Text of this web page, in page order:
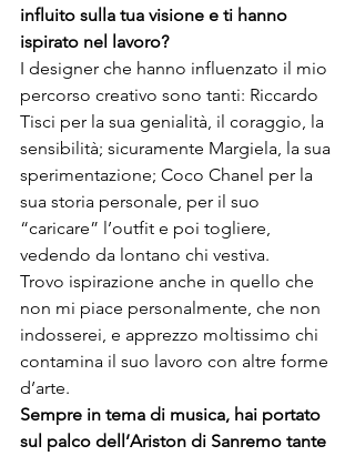
influito sulla tua visione e ti hanno
ispirato nel lavoro?
I designer che hanno influenzato il mio
percorso creativo sono tanti: Riccardo
Tisci per la sua genialità, il coraggio, la
sensibilità; sicuramente Margiela, la sua
sperimentazione; Coco Chanel per la
sua storia personale, per il suo
“caricare” l’outfit e poi togliere,
vedendo da lontano chi vestiva.
Trovo ispirazione anche in quello che
non mi piace personalmente, che non
indosserei, e apprezzo moltissimo chi
contamina il suo lavoro con altre forme
d’arte.
Sempre in tema di musica, hai portato
sul palco dell’Ariston di Sanremo tante